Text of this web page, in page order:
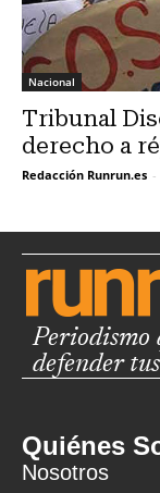
Nacional
Tribunal
derecho a
Redacción Runrun.es -
Periodismo
defender
Quiénes
Nosotros